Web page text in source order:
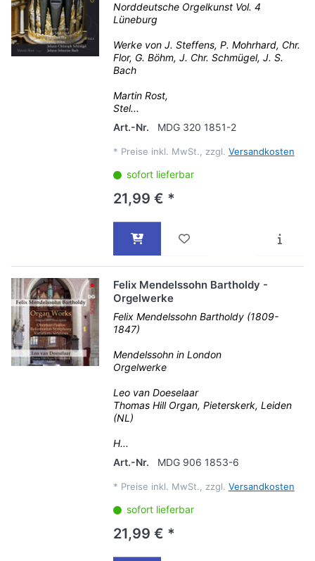
Norddeutsche Orgelkunst Vol. 4
Lüneburg
Werke von J. Steffens, P. Mohrhard, Chr.
Flor, G. Böhm, J. Chr. Schmügel, J. S.
Bach
Martin Rost,
Stel...
Art.-Nr.
MDG 320 1851-2
* Preise inkl. MwSt., zzgl. Versandkosten
sofort lieferbar
21,99 € *
Felix Mendelssohn Bartholdy -
Orgelwerke
Felix Mendelssohn Bartholdy (1809-
1847)
Mendelssohn in London
Orgelwerke
Leo van Doeselaar
Thomas Hill Organ, Pieterskerk, Leiden
(NL)
H...
Art.-Nr.
MDG 906 1853-6
* Preise inkl. MwSt., zzgl. Versandkosten
sofort lieferbar
21,99 € *